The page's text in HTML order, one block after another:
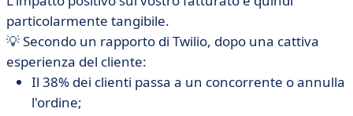
particolarmente tangibile.
💡 Secondo un rapporto di Twilio, dopo una cattiva
esperienza del cliente:
Il 38% dei clienti passa a un concorrente o annulla
l'ordine;